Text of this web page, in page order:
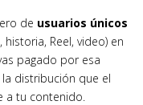
de usuarios únicos
Reel, video) en
pagado por esa
distribución que el
a tu contenido.